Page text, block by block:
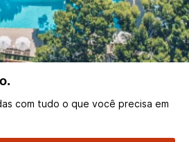
com tudo o que você precisa em